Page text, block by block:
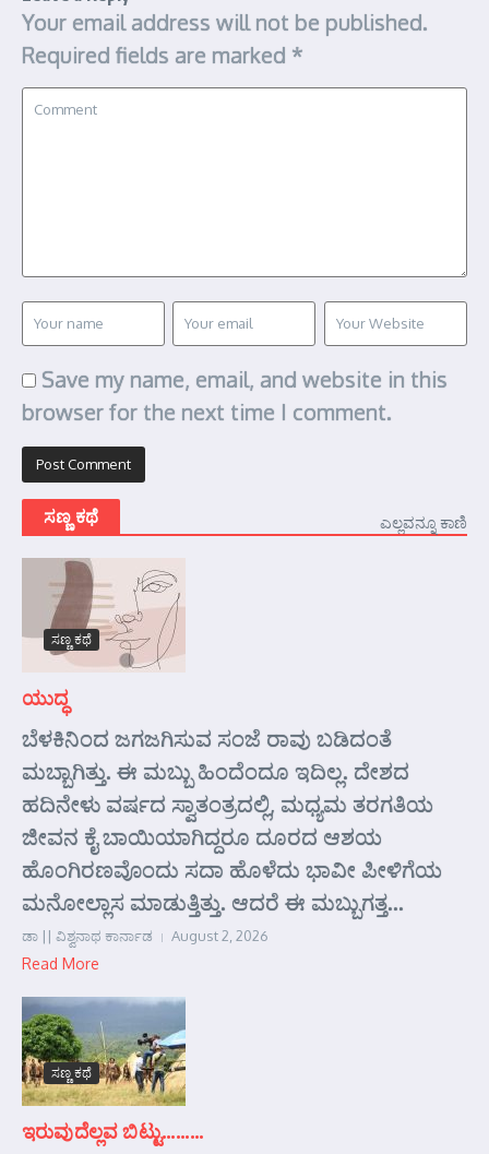
Your email address will not be published.
Required fields are marked *
Save my name, email, and website in this
browser for the next time I comment.
ಸಣ್ಣ ಕಥೆ ಎಲ್ಲವನ್ನೂ ಕಾಣಿ
ಸಣ್ಣ ಕಥೆ
ಯುದ್ಧ
ಬೆಳಕಿನಿಂದ ಜಗಜಗಿಸುವ ಸಂಜೆ ರಾವು ಬಡಿದಂತೆ
ಮಬ್ಬಾಗಿತ್ತು. ಈ ಮಬ್ಬು ಹಿಂದೆಂದೂ ಇದಿಲ್ಲ. ದೇಶದ
ಹದಿನೇಳು ವರ್ಷದ ಸ್ವಾತಂತ್ರದಲ್ಲಿ, ಮಧ್ಯಮ ತರಗತಿಯ
ಜೀವನ ಕೈ ಬಾಯಿಯಾಗಿದ್ದರೂ ದೂರದ ಆಶಯ
ಹೊಂಗಿರಣವೊಂದು ಸದಾ ಹೊಳೆದು ಭಾವೀ ಪೀಳಿಗೆಯ
ಮನೋಲ್ಲಾಸ ಮಾಡುತ್ತಿತ್ತು. ಆದರೆ ಈ ಮಬ್ಬುಗತ್ತ...
ಡಾ || ವಿಶ್ವನಾಥ ಕಾರ್ನಾಡ August 2, 2026
Read More
ಸಣ್ಣ ಕಥೆ
ಇರುವುದೆಲ್ಲವ ಬಿಟ್ಟು………